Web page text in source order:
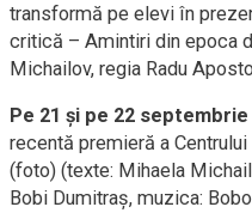
transformă pe elevi în
critică – Amintiri din epoca
Michailov, regia Radu
Pe 21 şi pe 22 septembrie
recentă premieră a
(foto) (texte: Mihaela
Bobi Dumitraş, muzica: